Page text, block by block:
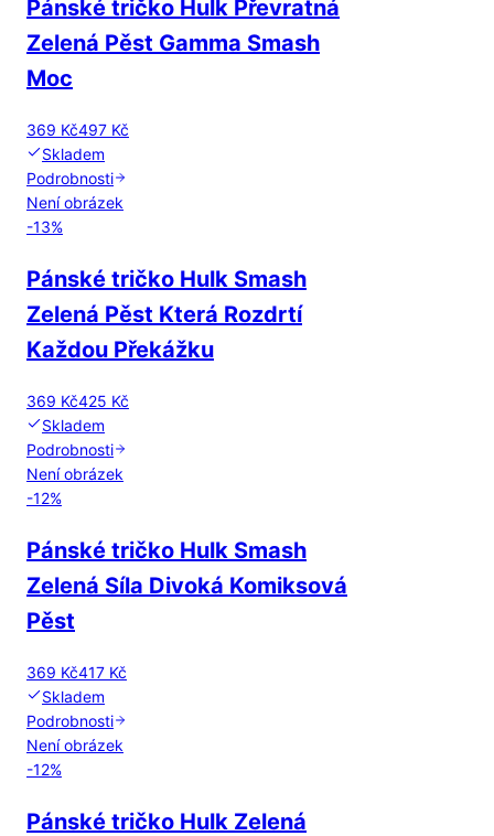
Pánské tričko Hulk Převratná
Zelená Pěst Gamma Smash
Moc
369 Kč497 Kč
Skladem
Podrobnosti
Není obrázek
-13%
Pánské tričko Hulk Smash
Zelená Pěst Která Rozdrtí
Každou Překážku
369 Kč425 Kč
Skladem
Podrobnosti
Není obrázek
-12%
Pánské tričko Hulk Smash
Zelená Síla Divoká Komiksová
Pěst
369 Kč417 Kč
Skladem
Podrobnosti
Není obrázek
-12%
Pánské tričko Hulk Zelená